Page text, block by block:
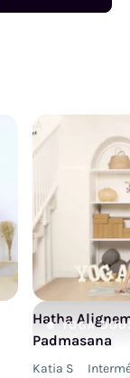
YOGA
Hatha
Padmasana
Katia S